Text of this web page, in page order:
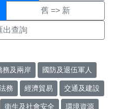
舊 => 新
出查詢
務及兩岸 國防及退伍軍人
務 經濟貿易 交通及建設
衛生及社會安全 環境資源